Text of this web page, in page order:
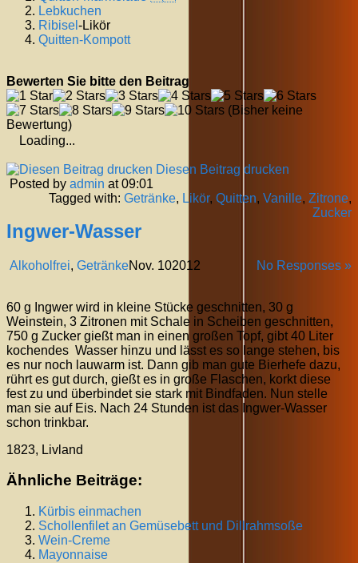
Lebkuchen
Ribisel -Likör
Quitten-Kompott
Bewerten Sie bitte den Beitrag
(Bisher keine
Bewertung)
Loading...
Diesen Beitrag drucken
Posted by admin at 09:01
Tagged with: Getränke, Likör, Quitten, Vanille, Zitrone,
Zucker
Ingwer-Wasser
Alkoholfrei, Getränke No Responses »
Nov. 102012
60 g Ingwer wird in kleine Stücke geschnitten, 30 g
Weinstein, 3 Zitronen mit Schale in Scheiben geschnitten,
750 g Zucker gießt man in einen großen Topf, gibt 40 Liter
kochendes Wasser hinzu und lässt es so lange stehen, bis
es nur noch lauwarm ist. Dann gib man gute Bierhefe dazu,
rührt es gut durch, gießt es in große Flaschen, korkt diese
fest zu und überbindet sie stark mit Bindfaden. Nun stelle
man sie auf Eis. Nach 24 Stunden ist das Ingwer-Wasser
schon trinkbar.
1823, Livland
Ähnliche Beiträge:
Kürbis einmachen
Schollenfilet an Gemüsebett und Dillrahmsoße
Wein-Creme
Mayonnaise